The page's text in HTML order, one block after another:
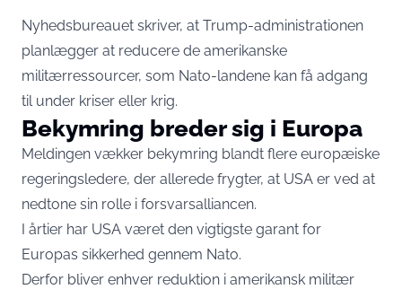
Nyhedsbureauet skriver, at Trump-administrationen
planlægger at reducere de amerikanske
militærressourcer, som Nato-landene kan få adgang
til under kriser eller krig.
Bekymring breder sig i Europa
Meldingen vækker bekymring blandt flere europæiske
regeringsledere, der allerede frygter, at USA er ved at
nedtone sin rolle i forsvarsalliancen.
I årtier har USA været den vigtigste garant for
Europas sikkerhed gennem Nato.
Derfor bliver enhver reduktion i amerikansk militær